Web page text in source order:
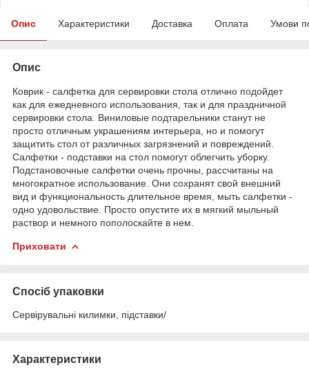
Опис Характеристики Доставка Оплата Умови
Опис
Коврик - салфетка для сервировки стола отлично подойдет
как для ежедневного использования, так и для праздничной
сервировки стола. Виниловые подтарельники станут не
просто отличным украшениям интерьера, но и помогут
защитить стол от различных загрязнений и повреждений.
Салфетки - подставки на стол помогут облегчить уборку.
Подстановочные салфетки очень прочны, рассчитаны на
многократное использование. Они сохранят свой внешний
вид и функциональность длительное время, мыть салфетки -
одно удовольствие. Просто опустите их в мягкий мыльный
раствор и немного пополоскайте в нем.
Приховати
Спосіб упаковки
Сервірувальні килимки, підставки/
Характеристики